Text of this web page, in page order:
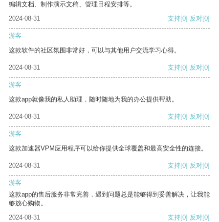
编辑文档、制作演示文稿、管理日程安排等。
2024-08-31
支持[0] 反对[0]
游客
这款软件的社区氛围非常好，可以与其他用户交流学习心得。
2024-08-31 支持[0] 反对[0]
游客
这款app就像我的私人助理，随时随地为我的办公提供帮助。
2024-08-31 支持[0] 反对[0]
游客
这款加速器VPM应用程序可以给你提供全球覆盖和最高安全性的连接。
2024-08-31 支持[0] 反对[0]
游客
这款app的售后服务非常完善，遇到问题总是能够得到妥善解决，让我能
够放心购物。
2024-08-31
支持[0] 反对[0]